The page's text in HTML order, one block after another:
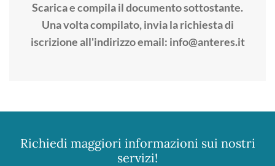
Scarica e compila il documento sottostante.
Una volta compilato, invia la richiesta di
iscrizione all'indirizzo email: info@anteres.it
Richiedi maggiori informazioni sui nostri
servizi!